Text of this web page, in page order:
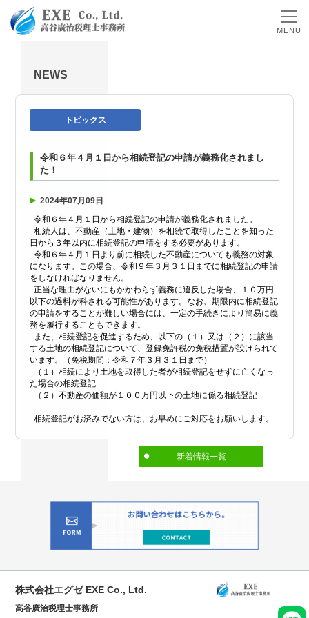
MENU
NEWS
トピックス
令和６年４月１日から相続登記の申請が義務化されまし
た！
2024年07月09日
令和６年４月１日から相続登記の申請が義務化されました。
相続人は、不動産（土地・建物）を相続で取得したことを知った
日から３年以内に相続登記の申請をする必要があります。
令和６年４月１日より前に相続した不動産についても義務の対象
になります。この場合、令和９年３月３１日までに相続登記の申請
をしなければなりません。
正当な理由がないにもかかわらず義務に違反した場合、１０万円
以下の過料が科される可能性があります。なお、期限内に相続登記
の申請をすることが難しい場合には、一定の手続きにより簡易に義
務を履行することもできます。
また、相続登記を促進するため、以下の（１）又は（２）に該当
する土地の相続登記について、登録免許税の免税措置が設けられて
います。（免税期間：令和７年３月３１日まで）
（１）相続により土地を取得した者が相続登記をせずに亡くなっ
た場合の相続登記
（２）不動産の価額が１００万円以下の土地に係る相続登記
相続登記がお済みでない方は、お早めにご対応をお願いします。
新着情報一覧
株式会社エグゼ EXE Co., Ltd.
高谷廣治税理士事務所